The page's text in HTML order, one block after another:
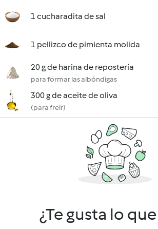
1 cucharadita de sal
1 pellizco de pimienta molida
20 g de harina de repostería
para formar las albóndigas
300 g de aceite de oliva
(para freír)
¿Te gusta lo